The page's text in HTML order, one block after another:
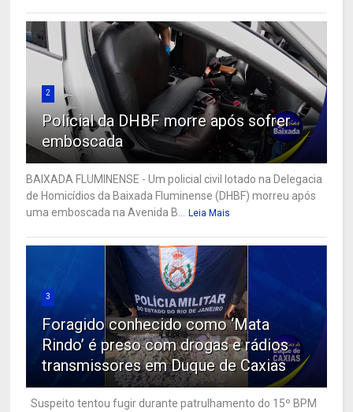
2
Policial da DHBF morre após sofrer
emboscada
BAIXADA FLUMINENSE - Um policial civil lotado na Delegacia
de Homicídios da Baixada Fluminense (DHBF) morreu após
uma emboscada na Avenida B...
Leia Mais
3
Foragido conhecido como ‘Mata
Rindo’ é preso com drogas e rádios
transmissores em Duque de Caxias
Suspeito tentou fugir durante patrulhamento do 15º BPM